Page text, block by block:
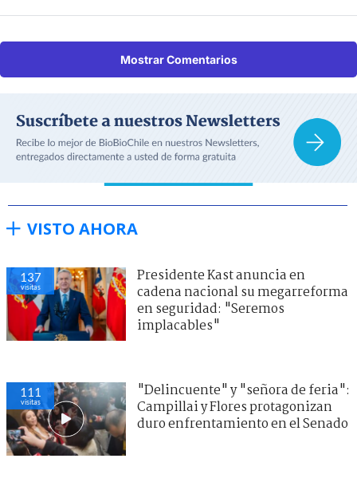
Mostrar Comentarios
VISTO AHORA
137
visitas
Presidente Kast anuncia en
cadena nacional su megarreforma
en seguridad: "Seremos
implacables"
111
visitas
"Delincuente" y "señora de feria":
Campillai y Flores protagonizan
duro enfrentamiento en el Senado